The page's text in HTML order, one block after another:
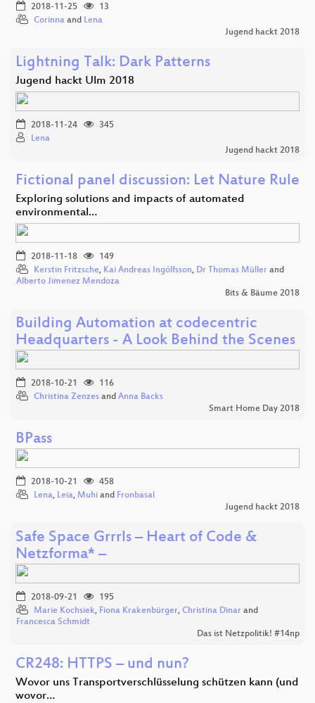
2018-11-25
13
Corinna and Lena
Jugend hackt 2018
Lightning Talk: Dark Patterns
Jugend hackt Ulm 2018
2018-11-24
345
Lena
Jugend hackt 2018
Fictional panel discussion: Let Nature Rule
Exploring solutions and impacts of automated
environmental…
2018-11-18
149
Kerstin Fritzsche, Kai Andreas Ingólfsson, Dr Thomas Müller and
Alberto Jimenez Mendoza
Bits & Bäume 2018
Building Automation at codecentric
Headquarters - A Look Behind the Scenes
2018-10-21
116
Christina Zenzes and Anna Backs
Smart Home Day 2018
BPass
2018-10-21
458
Lena, Leia, Muhi and Fronbasal
Jugend hackt 2018
Safe Space Grrrls – Heart of Code &
Netzforma* –
2018-09-21
195
Marie Kochsiek, Fiona Krakenbürger, Christina Dinar and
Francesca Schmidt
Das ist Netzpolitik! #14np
CR248: HTTPS – und nun?
Wovor uns Transportverschlüsselung schützen kann (und
wovor…